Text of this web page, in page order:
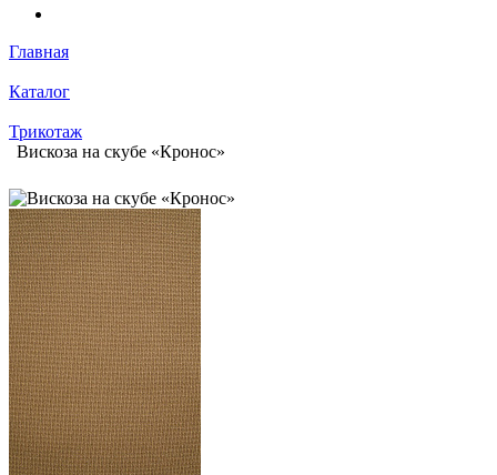
Главная
Каталог
Трикотаж
Вискоза на скубе «Кронос»